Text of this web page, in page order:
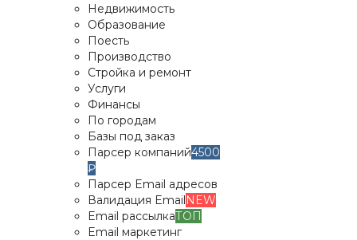
Недвижимость
Образование
Поесть
Производство
Стройка и ремонт
Услуги
Финансы
По городам
Базы под заказ
Парсер компаний4500
₽
Парсер Email адресов
Валидация EmailNEW
Email рассылкаТОП
Email маркетинг